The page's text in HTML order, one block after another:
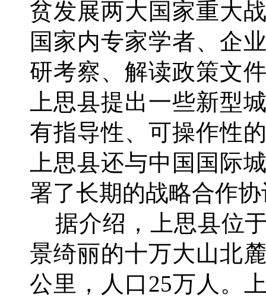
贫发展两大国家重大
国家内专家学者、企
研考察、解读政策文
上思县提出一些新型
有指导性、可操作性
上思县还与中国国际
署了长期的战略合作
据介绍，上思县位
景绮丽的十万大山北
公里，人口25万人。